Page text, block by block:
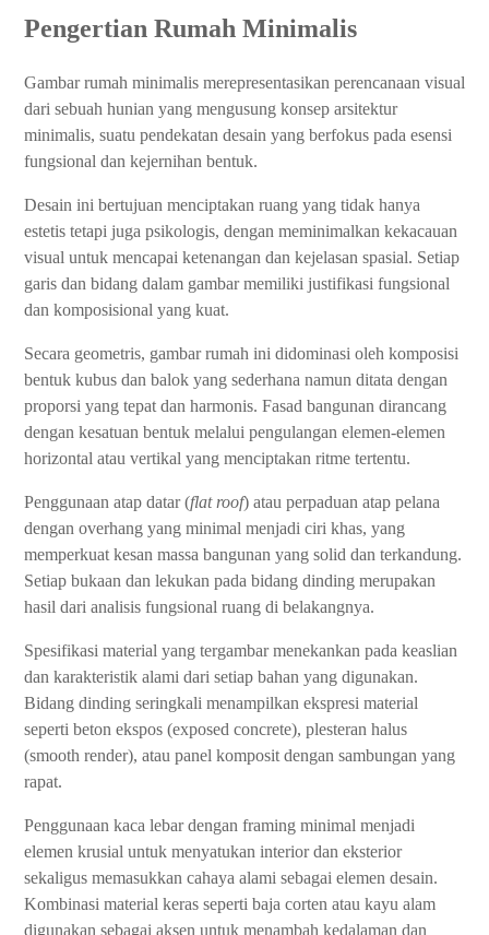
Pengertian Rumah Minimalis
Gambar rumah minimalis merepresentasikan perencanaan visual
dari sebuah hunian yang mengusung konsep arsitektur
minimalis, suatu pendekatan desain yang berfokus pada esensi
fungsional dan kejernihan bentuk.
Desain ini bertujuan menciptakan ruang yang tidak hanya
estetis tetapi juga psikologis, dengan meminimalkan kekacauan
visual untuk mencapai ketenangan dan kejelasan spasial. Setiap
garis dan bidang dalam gambar memiliki justifikasi fungsional
dan komposisional yang kuat.
Secara geometris, gambar rumah ini didominasi oleh komposisi
bentuk kubus dan balok yang sederhana namun ditata dengan
proporsi yang tepat dan harmonis. Fasad bangunan dirancang
dengan kesatuan bentuk melalui pengulangan elemen-elemen
horizontal atau vertikal yang menciptakan ritme tertentu.
Penggunaan atap datar (flat roof) atau perpaduan atap pelana
dengan overhang yang minimal menjadi ciri khas, yang
memperkuat kesan massa bangunan yang solid dan terkandung.
Setiap bukaan dan lekukan pada bidang dinding merupakan
hasil dari analisis fungsional ruang di belakangnya.
Spesifikasi material yang tergambar menekankan pada keaslian
dan karakteristik alami dari setiap bahan yang digunakan.
Bidang dinding seringkali menampilkan ekspresi material
seperti beton ekspos (exposed concrete), plesteran halus
(smooth render), atau panel komposit dengan sambungan yang
rapat.
Penggunaan kaca lebar dengan framing minimal menjadi
elemen krusial untuk menyatukan interior dan eksterior
sekaligus memasukkan cahaya alami sebagai elemen desain.
Kombinasi material keras seperti baja corten atau kayu alam
digunakan sebagai aksen untuk menambah kedalaman dan